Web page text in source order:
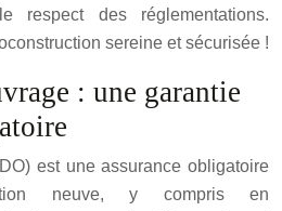
respect des réglementations.
sereine et sécurisée !
: une garantie
est une assurance obligatoire
neuve, y compris en